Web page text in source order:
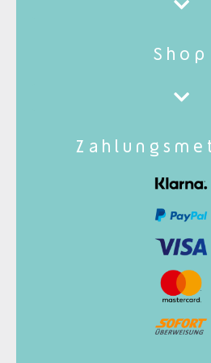
Shop